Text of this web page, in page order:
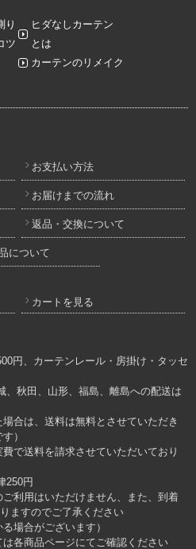
り
ツ
ヒダなしカーテン
とは
カーテンのリメイク
お支払い方法
お届けまでの流れ
返品・交換について
について
カートを見る
円、カーテンレール・房掛け・タッセ
、秋田、山形、福島、離島への配送は
合は、送料は無料とさせていただき
）
で送料を請求させていただいており
250円
利用はいただけません、また、到着
ますのでご了承ください
場合がございます）
各商品ページにてご確認ください